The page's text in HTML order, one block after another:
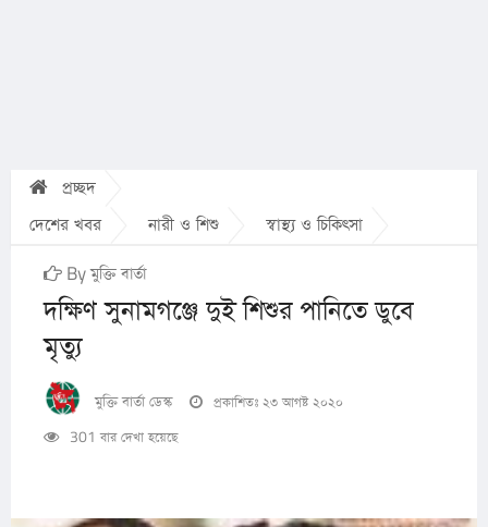
প্রচ্ছদ
দেশের খবর
নারী ও শিশু স্বাস্থ্য ও চিকিৎসা
By মুক্তি বার্তা
দক্ষিণ সুনামগঞ্জে দুই শিশুর পানিতে ডুবে
মৃত্যু
মুক্তি বার্তা ডেস্ক
প্রকাশিতঃ ২৩ আগষ্ট ২০২০
301 বার দেখা হয়েছে